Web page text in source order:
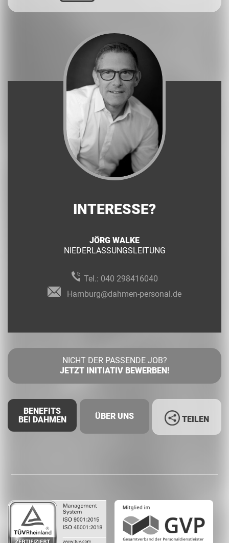
INTERESSE?
JÖRG WALKE
NIEDERLASSUNGSLEITUNG
Tel.: 040 298416040
Hamburg@dahmen-personal.de
NICHT DER PASSENDE JOB?
JETZT INITIATIV BEWERBEN!
BENEFITS
BEI DAHMEN
ÜBER UNS TEILEN